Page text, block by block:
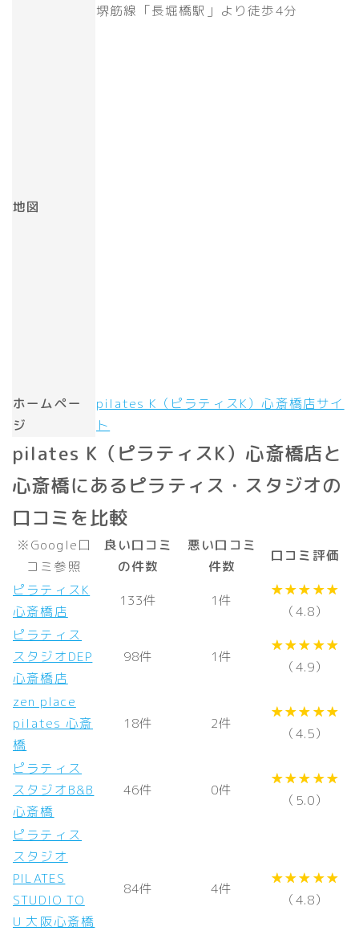
堺筋線「長堀橋駅」より徒歩4分
地図
ホームペー
ジ
pilates K（ピラティスK）心斎橋店サイ
ト
pilates K（ピラティスK）心斎橋店と
心斎橋にあるピラティス・スタジオの
口コミを比較
※Google口
コミ参照
良い口コミ
の件数
悪い口コミ
件数
口コミ評価
ピラティスK
心斎橋店
133件 1件
★★★★★
（4.8）
ピラティス
スタジオDEP
心斎橋店
98件 1件
★★★★★
（4.9）
zen place
pilates 心斎
橋
18件 2件
★★★★★
（4.5）
ピラティス
スタジオB&B
心斎橋
46件 0件
★★★★★
（5.0）
ピラティス
スタジオ
PILATES
STUDIO TO
U 大阪心斎橋
84件 4件
★★★★★
（4.8）